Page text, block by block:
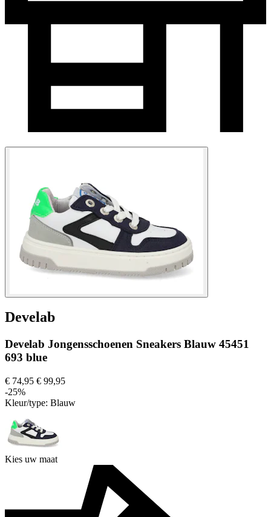
Develab
Develab Jongensschoenen Sneakers Blauw 45451
693 blue
€ 74,95 € 99,95
-25%
Kleur/type: Blauw
Kies uw maat